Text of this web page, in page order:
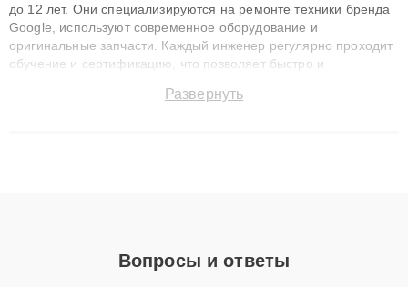
до 12 лет. Они специализируются на ремонте техники бренда
Google, используют современное оборудование и
оригинальные запчасти. Каждый инженер регулярно проходит
обучение и сертификацию, что позволяет быстро и
сохранением гарантии до 3 лет. Наши мастера решают
Развернуть
Вопросы и ответы